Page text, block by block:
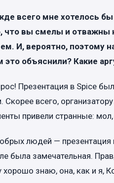
всего мне хотелось бы
что вы смелы и отважны
И, вероятно, поэтому
это объяснили? Какие
Презентация в Spice
Скорее всего,
привели странные:
людей — презентация
была замечательная.
хорошо знаю, она, как и я,